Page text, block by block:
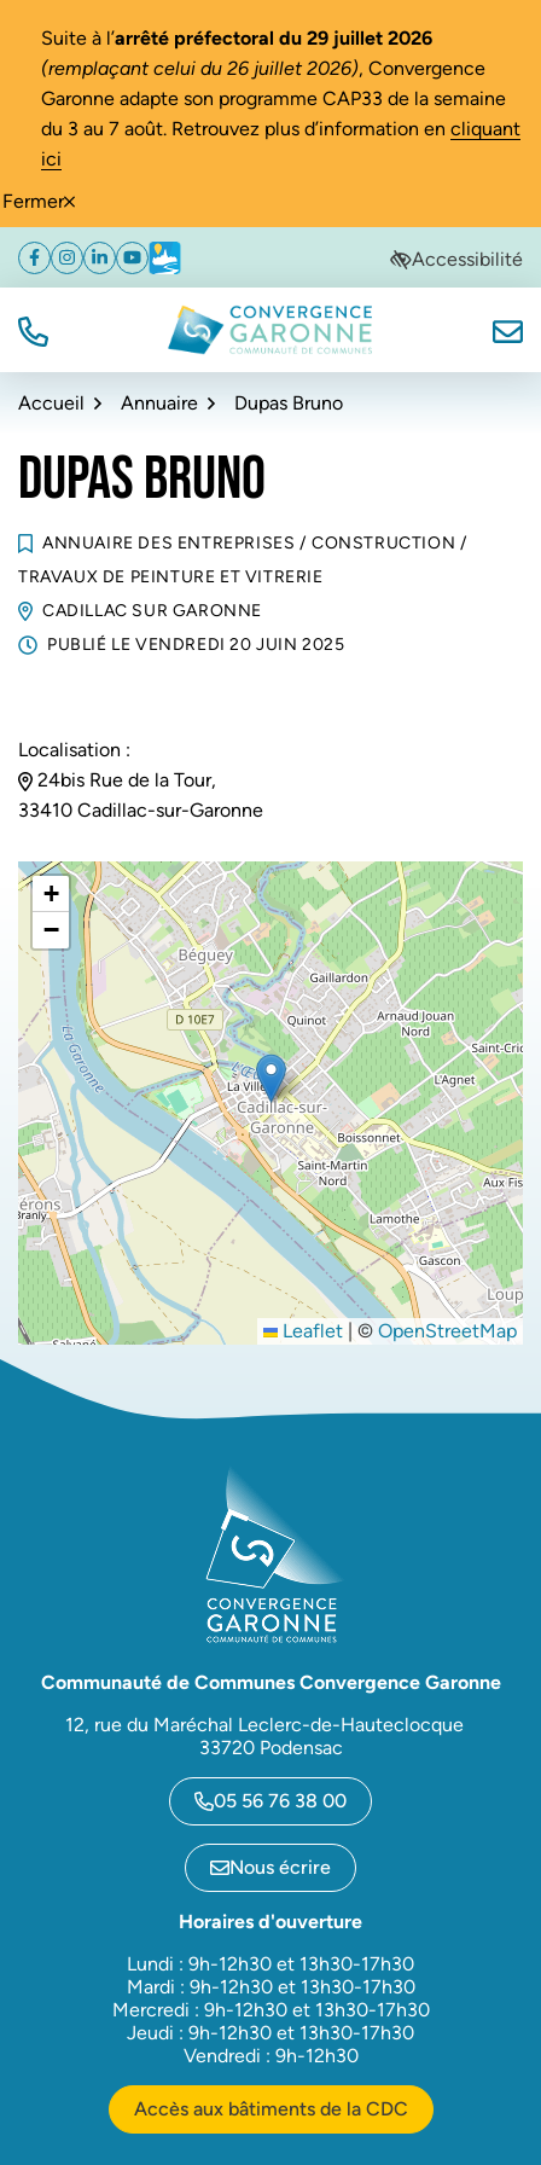
Fermer
Suite à l’arrêté préfectoral du 29 juillet 2026
(remplaçant celui du 26 juillet 2026), Convergence
Garonne adapte son programme CAP33 de la semaine
du 3 au 7 août. Retrouvez plus d’information en cliquant
ici
Aller
navigation
Aller
au
Aller
au
de
Facebook
(ouverture dans un nouvel onglet)
Instagram
(ouverture dans un nouvel onglet)
Linkedin
(ouverture dans un nouvel onglet)
YouTube
(ouverture dans un nouvel onglet)
Météo
(ouverture dans un nouvel onglet)Accessibilité
TÉL. Convergence Garonne
Accueil Annuaire Dupas Bruno
DUPAS BRUNO
ANNUAIRE DES ENTREPRISES / CONSTRUCTION /
TRAVAUX DE PEINTURE ET VITRERIE
CADILLAC SUR GARONNE
PUBLIÉ LE VENDREDI 20 JUIN 2025
Localisation :
24bis Rue de la Tour,
33410 Cadillac-sur-Garonne
+
−
Leaflet | © OpenStreetMap
Communauté de Communes Convergence Garonne
12, rue du Maréchal Leclerc-de-Hauteclocque
33720 Podensac
05 56 76 38 00
Nous écrire
Horaires d'ouverture
Lundi : 9h-12h30 et 13h30-17h30
Mardi : 9h-12h30 et 13h30-17h30
Mercredi : 9h-12h30 et 13h30-17h30
Jeudi : 9h-12h30 et 13h30-17h30
Vendredi : 9h-12h30
Accès aux bâtiments de la CDC